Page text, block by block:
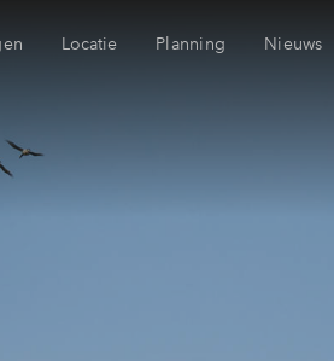
Locatie Planning Nieuws